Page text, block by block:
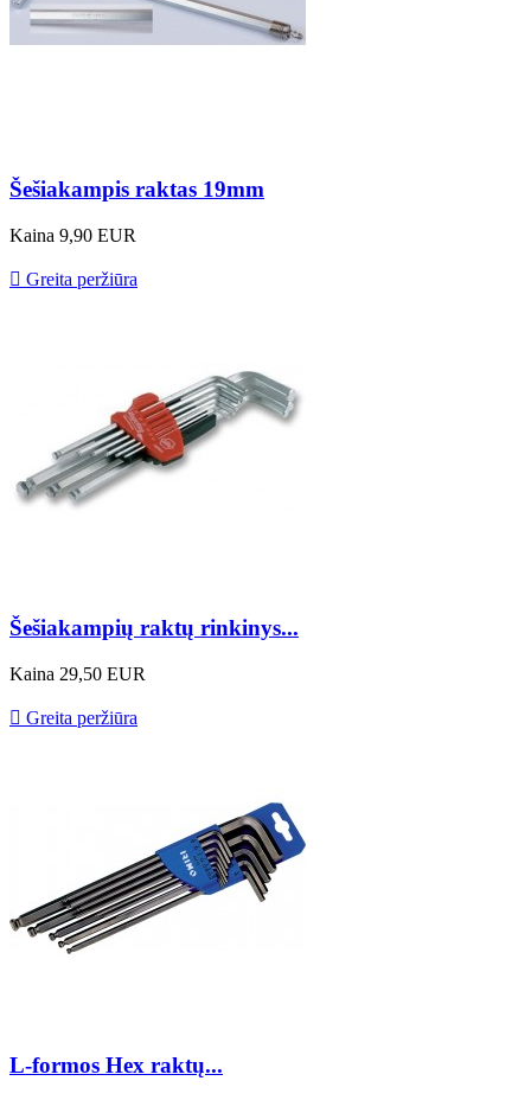
Šešiakampis raktas 19mm
Kaina 9,90 EUR
 Greita peržiūra
Šešiakampių raktų rinkinys...
Kaina 29,50 EUR
 Greita peržiūra
L-formos Hex raktų...